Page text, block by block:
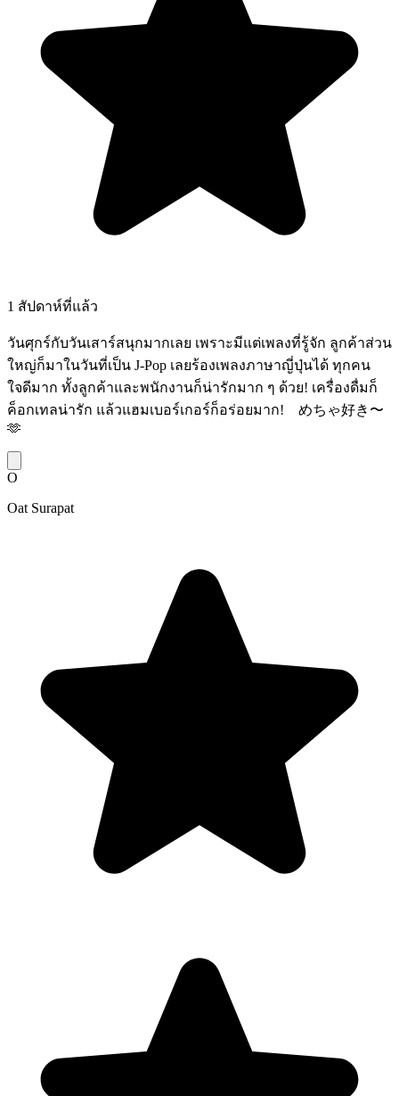
1 สัปดาห์ที่แล้ว
วันศุกร์กับวันเสาร์สนุกมากเลย เพราะมีแต่เพลงที่รู้จัก ลูกค้าส่วน
ใหญ่ก็มาในวันที่เป็น J-Pop เลยร้องเพลงภาษาญี่ปุ่นได้ ทุกคน
ใจดีมาก ทั้งลูกค้าและพนักงานก็น่ารักมาก ๆ ด้วย! เครื่องดื่มก็
ค็อกเทลน่ารัก แล้วแฮมเบอร์เกอร์ก็อร่อยมาก! めちゃ好き〜
🫶
O
Oat Surapat